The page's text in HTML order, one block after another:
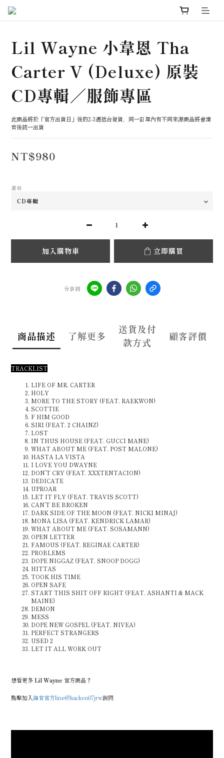
Lil Wayne 小韋恩 Tha
Carter V (Deluxe) 原裝
CD專輯／服飾專區
此商品將於「官方出貨日」後的2-3週抵台發貨，同一訂單內有不同來源商品將會湊
齊後統一出貨
NT$980
選項
加入購物車 立即購買
分享到
商品描述 了解更多
送貨及付
款方式
顧客評價
TRACKLIST
LIFE OF MR. CARTER
HOLY
MORE TO THE STORY (FEAT. RAEKWON)
SCOTTIE
F HIM GOOD
SIRI (FEAT. 2 CHAINZ)
LOST
IN THUS HOUSE (FEAT. GUCCI MANE)
WHAT ABOUT ME (FEAT. POST MALONE)
HASTA LA VISTA
I LOVE YOU DWAYNE
DON’T CRY (FEAT. XXXTENTACION)
DEDICATE
UPROAR
LET IT FLY (FEAT. TRAVIS SCOTT)
CAN’T BE BROKEN
DARK SIDE OF THE MOON (FEAT. NICKI MINAJ)
MONA LISA (FEAT. KENDRICK LAMAR)
WHAT ABOUT ME (FEAT. SOSAMANN)
OPEN LETTER
FAMOUS (FEAT. REGINAE CARTER)
PROBLEMS
DOPE NIGGAZ (FEAT. SNOOP DOGG)
HITTAS
TOOK HIS TIME
OPEN SAFE
START THIS SHIT OFF RIGHT (FEAT. ASHANTI & MACK
MAINE)
DEMON
MESS
DOPE NEW GOSPEL (FEAT. NIVEA)
PERFECT STRANGERS
USED 2
LET IT ALL WORK OUT
想看更多Lil Wayne 官方商品？
點擊加入海肯官方line@hacken07jrw詢問